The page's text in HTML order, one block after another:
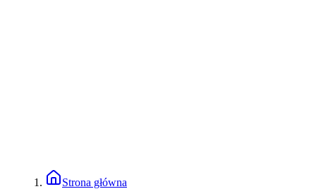
Strona główna